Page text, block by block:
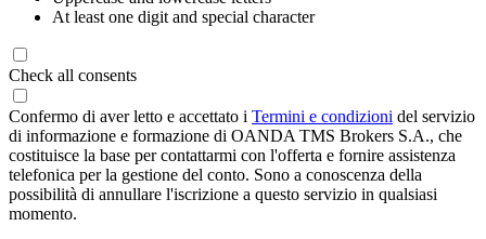
At least one digit and special character
Check all consents
Confermo di aver letto e accettato i Termini e condizioni del servizio
di informazione e formazione di OANDA TMS Brokers S.A., che
costituisce la base per contattarmi con l'offerta e fornire assistenza
telefonica per la gestione del conto. Sono a conoscenza della
possibilità di annullare l'iscrizione a questo servizio in qualsiasi
momento.